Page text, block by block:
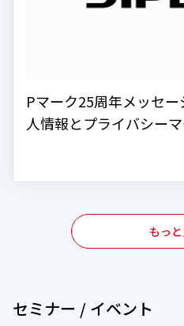
Pマーク25周年メッセ
人情報とプライバシー
もっ
セミナー / イベント